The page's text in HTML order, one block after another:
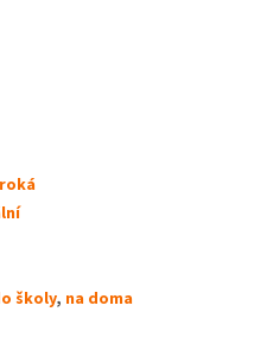
školy, na doma